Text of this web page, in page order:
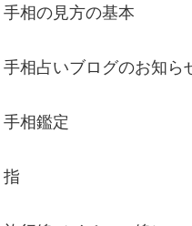
手相の見方の基本
手相占いブログのお知ら
手相鑑定
指